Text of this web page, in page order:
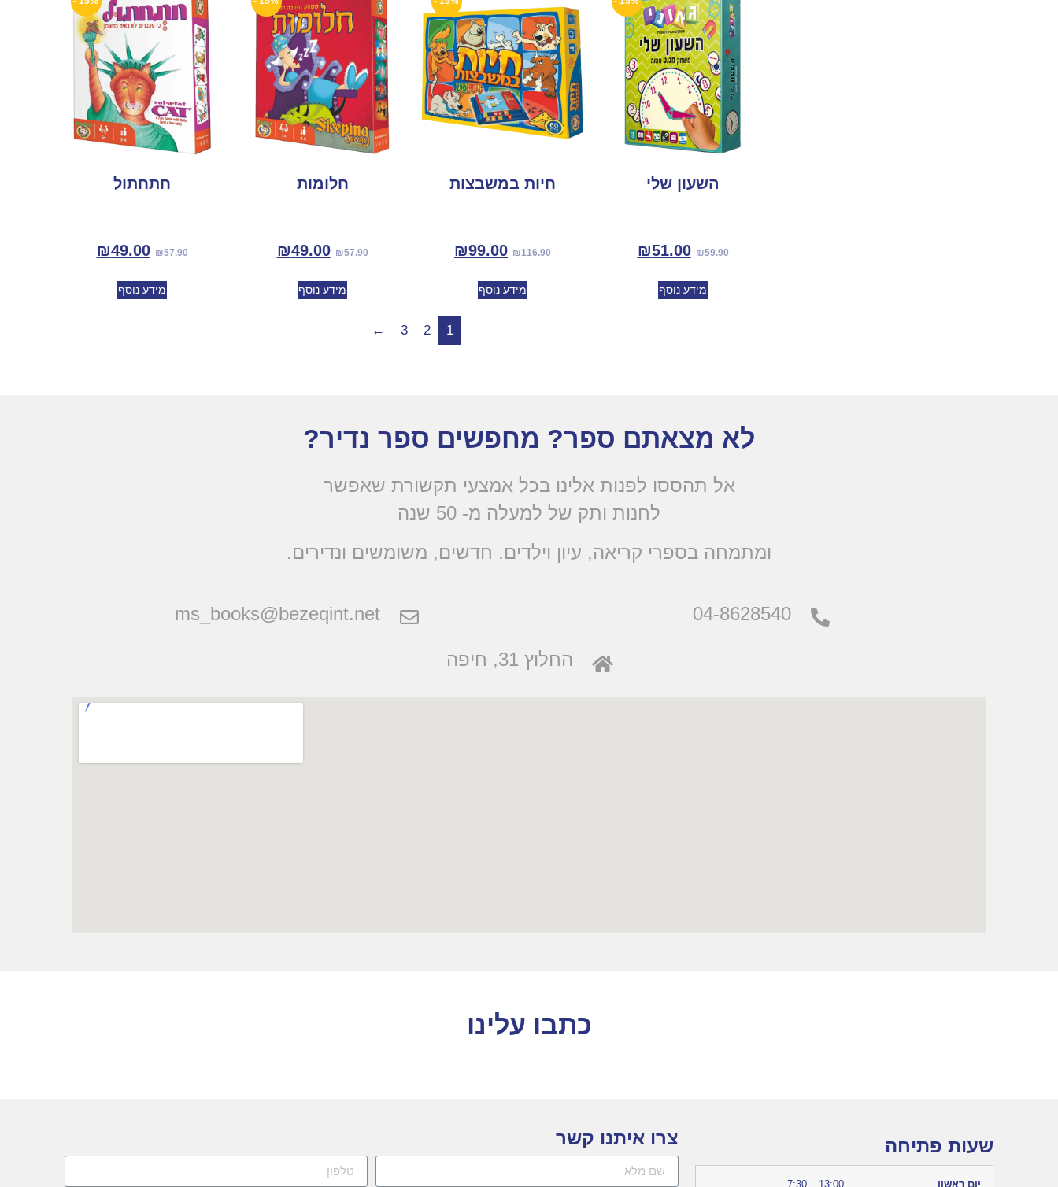
השעון שלי
₪59.90
₪51.00
מידע נוסף
חיות במשבצות
₪116.90
₪99.00
מידע נוסף
חלומות
₪57.90
₪49.00
מידע נוסף
חתחתול
₪57.90
₪49.00
מידע נוסף
1
2
3
←
לא מצאתם ספר? מחפשים ספר נדיר?
אל תהססו לפנות אלינו בכל אמצעי תקשורת שאפשר
לחנות ותק של למעלה מ- 50 שנה
.ומתמחה בספרי קריאה, עיון וילדים. חדשים, משומשים ונדירים
04-8628540
ms_books@bezeqint.net
החלוץ 31, חיפה
כתבו עלינו
שעות פתיחה
יום ראשון 7:30 – 13:00
צרו איתנו קשר